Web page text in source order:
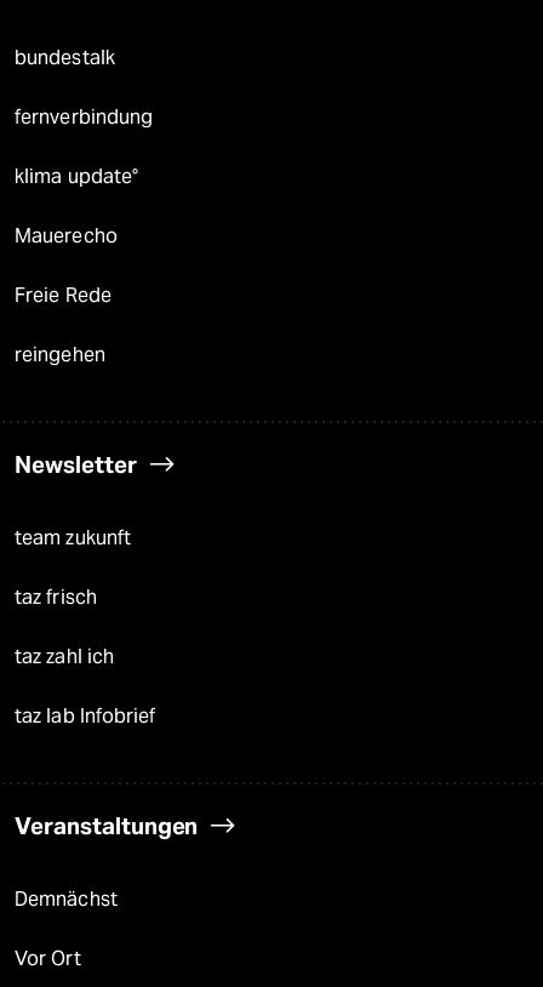
bundestalk
fernverbindung
klima update°
Mauerecho
Freie Rede
reingehen
Newsletter
team zukunft
taz frisch
taz zahl ich
taz lab Infobrief
Veranstaltungen
Demnächst
Vor Ort